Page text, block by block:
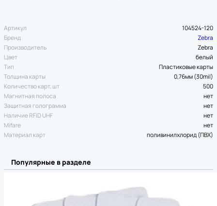
Артикул
104524-120
Бренд
Zebra
Производитель
Zebra
Цвет
белый
Тип
Пластиковые карты
Толщина карты
0,76мм (30mil)
Количество карт, шт
500
Магнитная полоса
нет
Защитная голограмма
нет
Наличие RFID UHF
нет
Mifare
нет
Материал карт
поливинилхлорид (ПВХ)
Популярные в разделе